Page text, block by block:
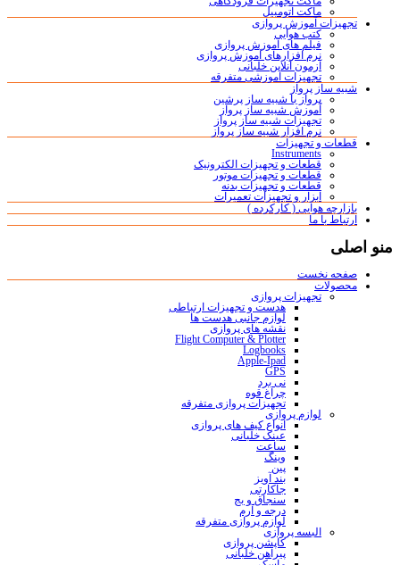
ماکت اتومبیل
تجهیزات آموزش پروازی
کتب هوایی
فیلم های آموزش پروازی
نرم افزارهای آموزش پروازی
آزمون آنلاین خلبانی
تجهیزات آموزشی متفرقه
شبیه ساز پرواز
پرواز با شبیه ساز پرشین
آموزش شبیه ساز پرواز
تجهیزات شبیه ساز پرواز
نرم افزار شبیه ساز پرواز
قطعات و تجهیزات
Instruments
قطعات و تجهیزات الکترونیک
قطعات و تجهیزات موتور
قطعات و تجهیزات بدنه
ابزار و تجهیزات تعمیرات
بازارچه هوایی ( کارکرده )
ارتباط با ما
منو اصلی
صفحه نخست
محصولات
تجهیزات پروازی
هدست و تجهیزات ارتباطی
لوازم جانبی هدست ها
نقشه های پروازی
Flight Computer & Plotter
Logbooks
Apple-Ipad
GPS
نی برد
چراغ قوه
تجهیزات پروازی متفرقه
لوازم پروازی
انواع کیف های پروازی
عینک خلبانی
ساعت
وینگ
پین
بند آویز
جاکارتی
سنجاق و بج
درجه و آرم
لوازم پروازی متفرقه
البسه پروازی
کاپشن پروازی
پیراهن خلبانی